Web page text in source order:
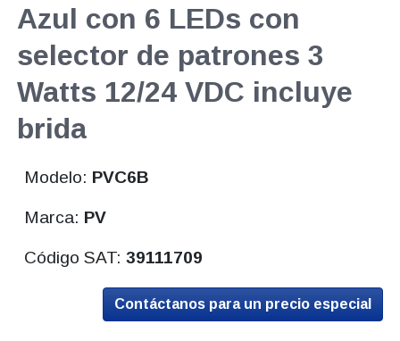
Azul con 6 LEDs con
selector de patrones 3
Watts 12/24 VDC incluye
brida
Modelo: PVC6B
Marca: PV
Código SAT:39111709
Contáctanos para un precio especial